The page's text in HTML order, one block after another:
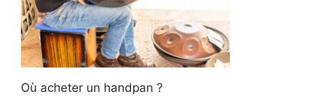
Où acheter un handpan ?